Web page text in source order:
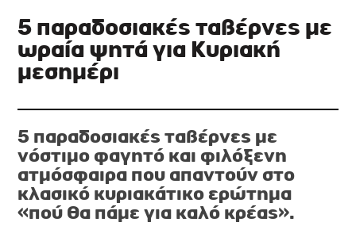
5 παραδοσιακές ταβέρνες με
ωραία ψητά για Κυριακή
μεσημέρι
5 παραδοσιακές ταβέρνες με
νόστιμο φαγητό και φιλόξενη
ατμόσφαιρα που απαντούν στο
κλασικό κυριακάτικο ερώτημα
«πού θα πάμε για καλό κρέας».